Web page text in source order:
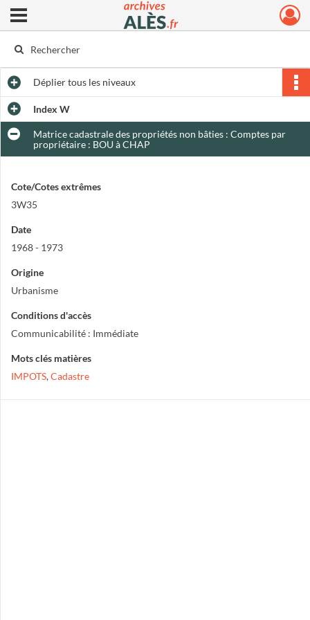
Archives municipales d'Alès
Ouvrir le menu déroulant
Dépliertous les niveaux
Index W
Matrice cadastrale des propriétés non bâties : Comptes par
propriétaire : BOU à CHAP
Cote/Cotes extrêmes
3W35
Date
1968 - 1973
Origine
Urbanisme
Conditions d'accès
Communicabilité : Immédiate
Mots clés matières
IMPOTS,Cadastre